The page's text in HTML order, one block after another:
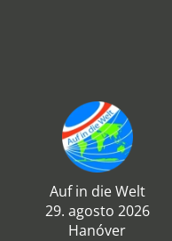
Auf in die Welt
29. agosto 2026
Hanóver